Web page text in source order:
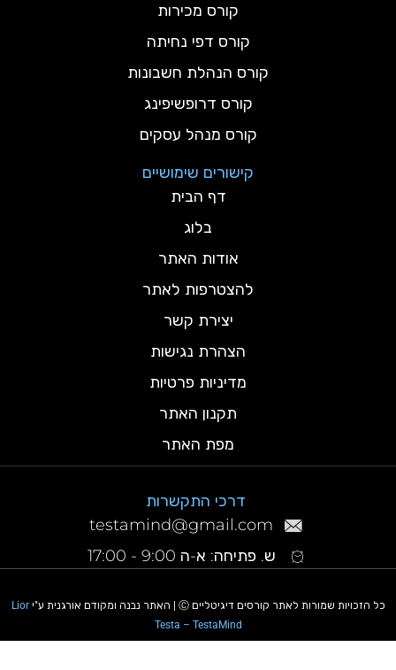
קורס מכירות
קורס דפי נחיתה
קורס הנהלת חשבונות
קורס דרופשיפינג
קורס מנהל עסקים
קישורים שימושיים
דף הבית
בלוג
אודות האתר
להצטרפות לאתר
יצירת קשר
הצהרת נגישות
מדיניות פרטיות
תקנון האתר
מפת האתר
דרכי התקשרות
testamind@gmail.com
ש. פתיחה: א-ה 9:00 - 17:00
כל הזכויות שמורות לאתר קורסים דיגיטליים Ⓒ | האתר נבנה ומקודם אורגנית ע"י
Lior
Testa – TestaMind